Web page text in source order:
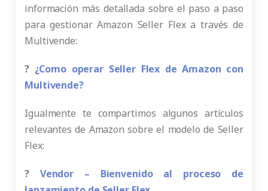
información más detallada sobre el paso a paso
para gestionar Amazon Seller Flex a través de
Multivende:
? ¿Como operar Seller Flex de Amazon con
Multivende?
Igualmente te compartimos algunos artículos
relevantes de Amazon sobre el modelo de Seller
Flex:
? Vendor – Bienvenido al proceso de